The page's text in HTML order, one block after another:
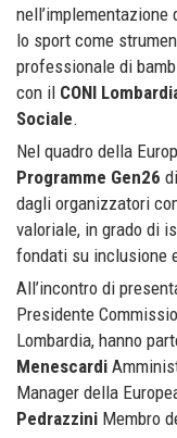
lo sport come
professionale di
con il CONI
Sociale.
Nel quadro della
Programme Gen26
dagli organizzatori
valoriale, in grado di
fondati su inclusione
All’incontro di
Presidente
Lombardia, hanno
Menescardi
Manager della
Pedrazzini Membro